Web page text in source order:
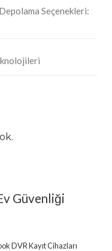
Seçenekleri:
Güvenliği
DVR Kayıt Cihazları